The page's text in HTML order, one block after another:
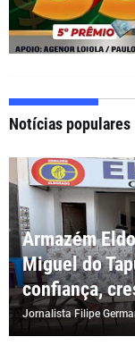
Notícias populares
Armazém
Miguel do
confiança,
Jornalista Filipe